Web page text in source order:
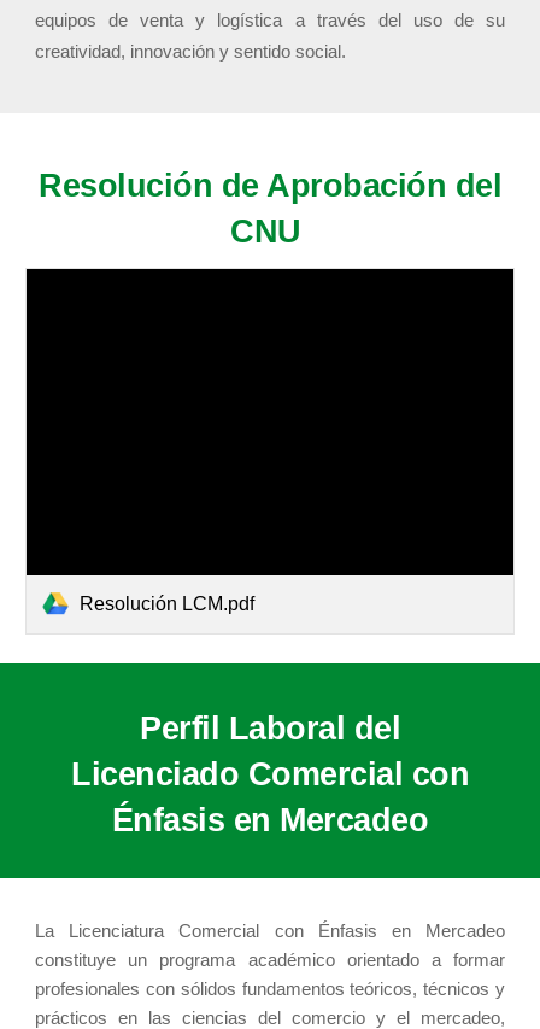
equipos de venta y logística a través del uso de su
creatividad, innovación y sentido social.
Resolución de Aprobación del
CNU
Resolución LCM.pdf
Perfil Laboral del
Licenciado Comercial con
Énfasis en Mercadeo
La Licenciatura Comercial con Énfasis en Mercadeo
constituye un programa académico orientado a formar
profesionales con sólidos fundamentos teóricos, técnicos y
prácticos en las ciencias del comercio y el mercadeo,